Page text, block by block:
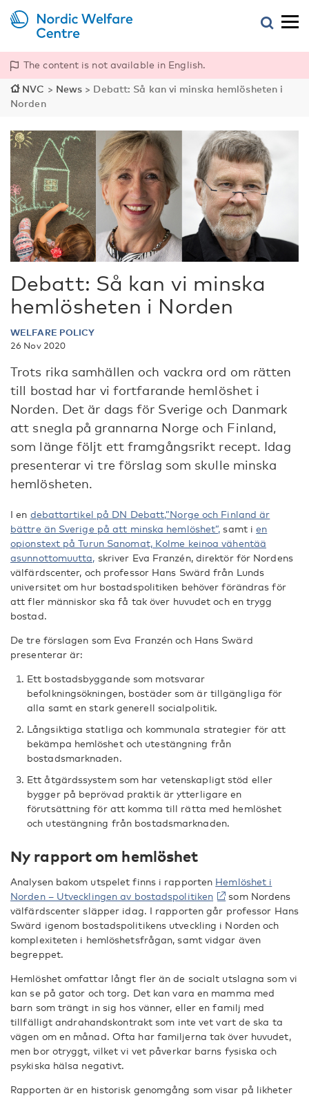
The content is not available in English.
NVC > News > Debatt: Så kan vi minska hemlösheten i
Norden
Debatt: Så kan vi minska
hemlösheten i Norden
WELFARE POLICY
26 Nov 2020
Trots rika samhällen och vackra ord om rätten
till bostad har vi fortfarande hemlöshet i
Norden. Det är dags för Sverige och Danmark
att snegla på grannarna Norge och Finland,
som länge följt ett framgångsrikt recept. Idag
presenterar vi tre förslag som skulle minska
hemlösheten.
I en debattartikel på DN Debatt,”Norge och Finland är
bättre än Sverige på att minska hemlöshet”, samt ien
opionstext på Turun Sanomat, Kolme keinoa vähentää
asunnottomuutta, skriver Eva Franzén, direktör för Nordens
välfärdscenter, och professor Hans Swärd från Lunds
universitet om hur bostadspolitiken behöver förändras för
att fler människor ska få tak över huvudet och en trygg
bostad.
De tre förslagen som Eva Franzén och Hans Swärd
presenterar är:
Ett bostadsbyggande som motsvarar
befolkningsökningen, bostäder som är tillgängliga för
alla samt en stark generell socialpolitik.
Långsiktiga statliga och kommunala strategier för att
bekämpa hemlöshet och utestängning från
bostadsmarknaden.
Ett åtgärdssystem som har vetenskapligt stöd eller
bygger på beprövad praktik är ytterligare en
förutsättning för att komma till rätta med hemlöshet
och utestängning från bostadsmarknaden.
Ny rapport om hemlöshet
Analysen bakom utspelet finns i rapporten Hemlöshet i
Norden – Utvecklingen av bostadspolitiken
som Nordens
välfärdscenter släpper idag. I rapporten går professor Hans
Swärd igenom bostadspolitikens utveckling i Norden och
komplexiteten i hemlöshetsfrågan, samt vidgar även
begreppet.
Hemlöshet omfattar långt fler än de socialt utslagna som vi
kan se på gator och torg. Det kan vara en mamma med
barn som trängt in sig hos vänner, eller en familj med
tillfälligt andrahandskontrakt som inte vet vart de ska ta
vägen om en månad. Ofta har familjerna tak över huvudet,
men bor otryggt, vilket vi vet påverkar barns fysiska och
psykiska hälsa negativt.
Rapporten är en historisk genomgång som visar på likheter